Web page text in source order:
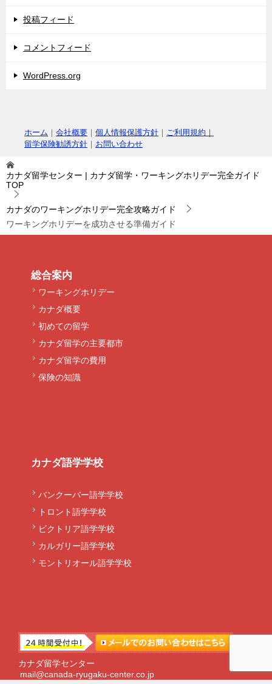
投稿フィード
コメントフィード
WordPress.org
ホーム ｜ 会社概要 ｜ 個人情報保護方針 ｜ ご利用規約｜
留学保険勧誘方針 ｜ お問い合わせ
カナダ留学センター | カナダ留学・ワーキングホリデー完全ガイド
TOP
カナダのワーキングホリデー完全攻略ガイド
ワーキングホリデーを成功させる準備ガイド
総合案内
ワーキングホリデー
カナダ概要
初めての留学
カナダ留学の主要都市
カナダ留学の費用
保険の知識
カナダ語学学校
バンクーバー語学学校
トロント語学学校
ビクトリア語学学校
カルガリー語学学校
モントリオール語学学校
カナダ留学センター
mail@canada-ryugaku-center.co.jp